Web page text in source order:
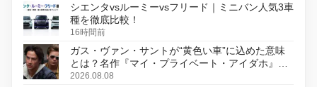
シエンタvsルーミーvsフリード｜ミニバン人気3車
種を徹底比較！
16時間前
ガス・ヴァン・サントが“黄色い車”に込めた意味
とは？名作『マイ・プライベート・アイダホ』が
初のデジタルリマスター版で復活
2026.08.08